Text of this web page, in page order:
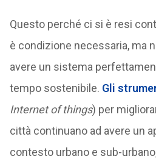
Questo perché ci si è resi
è condizione necessaria, ma
avere un sistema
tempo sostenibile. Gli
Internet of things) per
città continuano ad avere un
contesto urbano e sub-